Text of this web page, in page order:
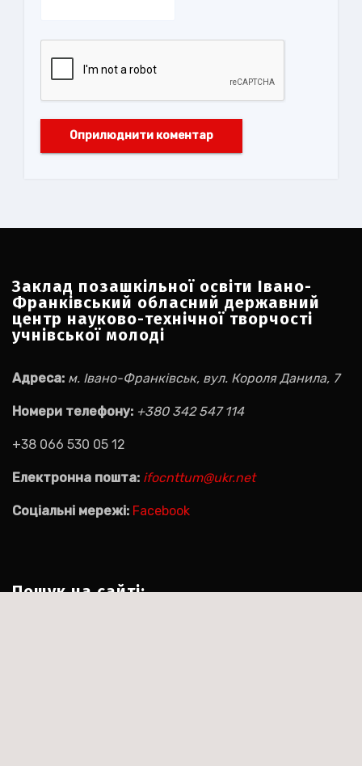
Заклад позашкільної освіти Івано-
Франківський обласний державний
центр науково-технічної творчості
учнівської молоді
Адреса: м. Івано-Франківськ, вул. Короля Данила, 7
Номери телефону: +380 342 547 114
+38 066 530 05 12
Електронна пошта: ifocnttum@ukr.net
Соціальні мережі: Facebook
Пошук на сайті: